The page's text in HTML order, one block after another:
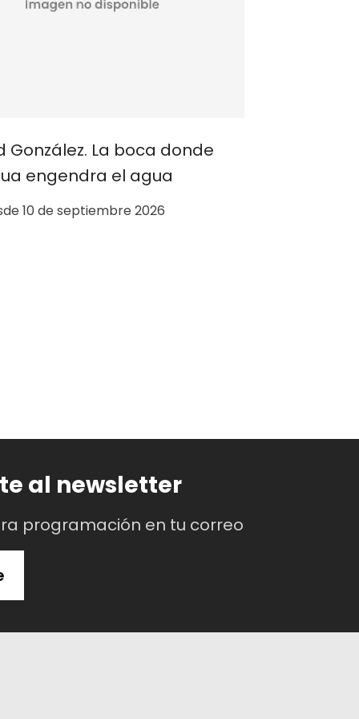
González. La boca donde
engendra el agua
10 de septiembre 2026
al newsletter
programación en tu correo